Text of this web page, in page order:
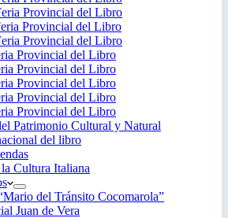
Provincial del Libro
Provincial del Libro
Provincial del Libro
Provincial del Libro
Provincial del Libro
Provincial del Libro
Provincial del Libro
Provincial del Libro
Patrimonio Cultural y Natural
del libro
la Cultura Italiana
del Tránsito Cocomarola”
Juan de Vera